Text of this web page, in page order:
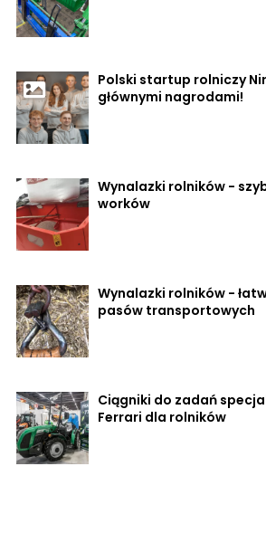
Polski startup rolniczy
głównymi nagrodami!
Wynalazki rolników -
worków
Wynalazki rolników -
pasów transportowych
Ciągniki do zadań
Ferrari dla rolników